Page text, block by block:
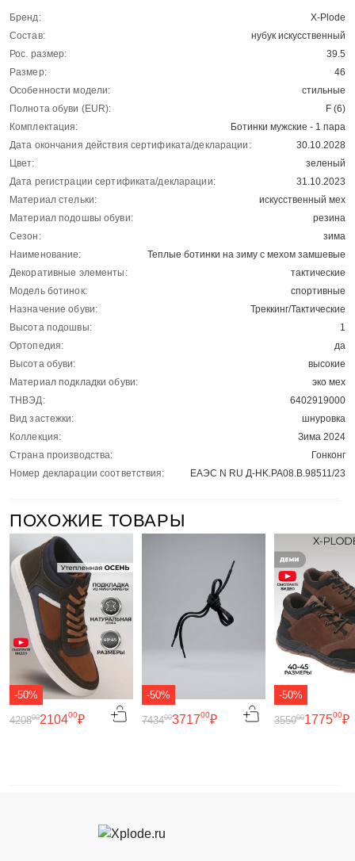
Бренд:
X-Plode
Состав:
нубук искусственный
Рос. размер:
39.5
Размер:
46
Особенности модели:
стильные
Полнота обуви (EUR):
F (6)
Комплектация:
Ботинки мужские - 1 пара
Дата окончания действия сертификата/декларации:
30.10.2028
Цвет:
зеленый
Дата регистрации сертификата/декларации:
31.10.2023
Материал стельки:
искусственный мех
Материал подошвы обуви:
резина
Сезон:
зима
Наименование:
Теплые ботинки на зиму с мехом замшевые
Декоративные элементы:
тактические
Модель ботинок:
спортивные
Назначение обуви:
Треккинг/Тактические
Высота подошвы:
1
Ортопедия:
да
Высота обуви:
высокие
Материал подкладки обуви:
эко мех
ТНВЭД:
6402919000
Вид застежки:
шнуровка
Коллекция:
Зима 2024
Страна производства:
Гонконг
Номер декларации соответствия:
ЕАЭС N RU Д-HK.РА08.В.98511/23
ПОХОЖИЕ ТОВАРЫ
-50%
210400₽
420800
-50%
371700₽
743400
-50%
177500₽
355000